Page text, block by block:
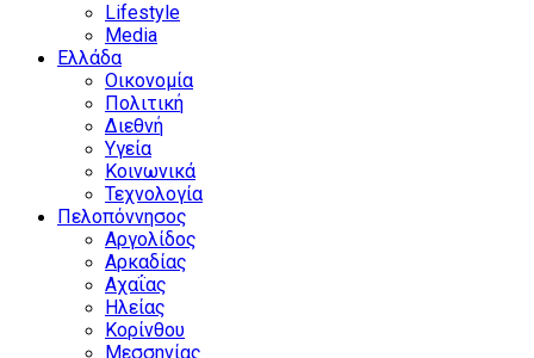
Lifestyle
Media
Ελλάδα
Οικονομία
Πολιτική
Διεθνή
Υγεία
Κοινωνικά
Τεχνολογία
Πελοπόννησος
Αργολίδος
Αρκαδίας
Αχαΐας
Ηλείας
Κορίνθου
Μεσσηνίας